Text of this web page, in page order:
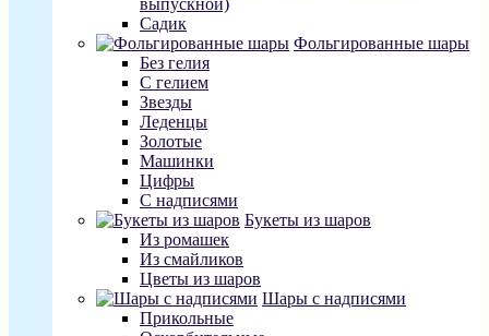
выпускной)
Садик
Фольгированные шары
Без гелия
С гелием
Звезды
Леденцы
Золотые
Машинки
Цифры
С надписями
Букеты из шаров
Из ромашек
Из смайликов
Цветы из шаров
Шары с надписями
Прикольные